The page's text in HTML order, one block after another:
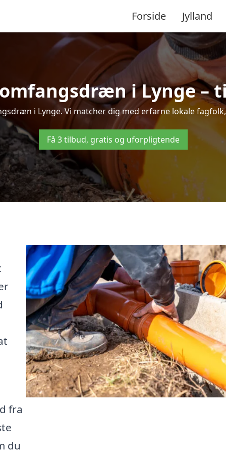
Forside Jylland
i Lynge –
i Lynge. Vi matcher dig med erfarne lokale
Få 3 tilbud, gratis og uforpligtende
fra
du